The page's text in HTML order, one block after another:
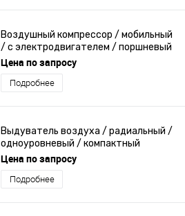
Воздушный компрессор / мобильный
/ с электродвигателем / поршневый
Цена по запросу
Подробнее
Выдуватель воздуха / радиальный /
одноуровневый / компактный
Цена по запросу
Подробнее